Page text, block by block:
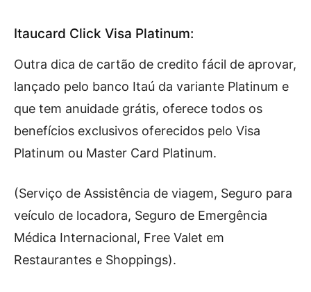
Itaucard Click Visa Platinum:
Outra dica de cartão de credito fácil de aprovar,
lançado pelo banco Itaú da variante Platinum e
que tem anuidade grátis, oferece todos os
benefícios exclusivos oferecidos pelo Visa
Platinum ou Master Card Platinum.
(Serviço de Assistência de viagem, Seguro para
veículo de locadora, Seguro de Emergência
Médica Internacional, Free Valet em
Restaurantes e Shoppings).